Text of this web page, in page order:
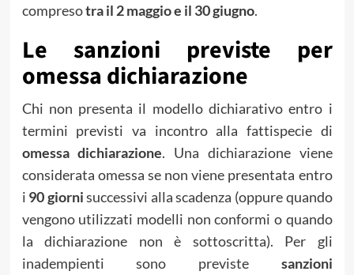
compresotra il 2 maggio e il 30 giugno.
Le sanzioni previste per
omessa dichiarazione
Chi non presenta il modello dichiarativo entro i
termini previsti va incontro alla fattispecie di
omessa dichiarazione. Una dichiarazione viene
considerata omessa se non viene presentata entro
i 90 giornisuccessivi alla scadenza (oppure quando
vengono utilizzati modelli non conformi o quando
la dichiarazione non è sottoscritta). Per gli
inadempienti sono previste sanzioni